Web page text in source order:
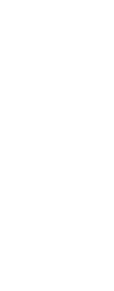
dvoch možností) + dezert